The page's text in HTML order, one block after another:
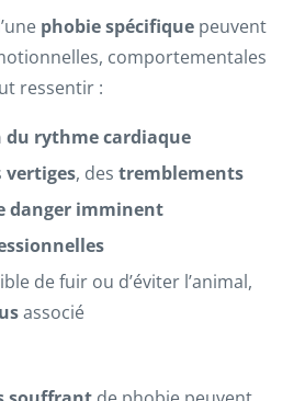
phobie spécifique peuvent
comportementales
ressentir :
du rythme cardiaque
vertiges, des tremblements
danger imminent
de fuir ou d’éviter l’animal,
associé